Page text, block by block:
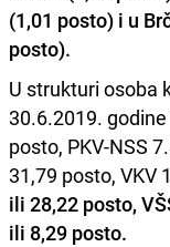
(1,01 posto) i u
posto).
U strukturi osoba
30.6.2019.
posto, PKV-NSS
31,79 posto, VKV
ili 28,22 posto,
ili 8,29 posto.